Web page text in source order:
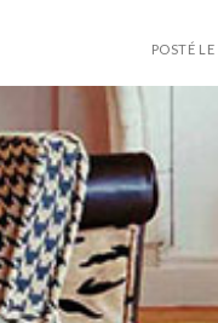
POSTÉ LE